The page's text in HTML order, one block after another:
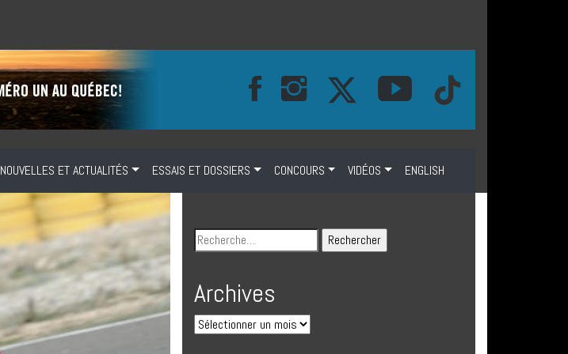
NOUVELLES ET ACTUALITÉS ESSAIS ET DOSSIERS CONCOURS VIDÉOS ENGLISH
Archives